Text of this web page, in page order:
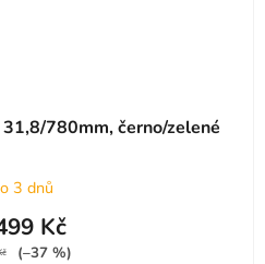
780mm, černo/zelené
3 dnů
Kč
(–37 %)